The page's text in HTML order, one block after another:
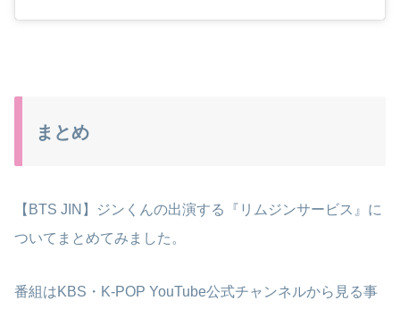
まとめ
【BTS JIN】ジンくんの出演する『リムジンサービス』に
ついてまとめてみました。
番組はKBS・K-POP YouTube公式チャンネルから見る事